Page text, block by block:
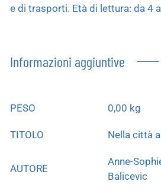
e di trasporti. Età di lettura: da 4
Informazioni aggiuntive
PESO 0,00 kg
TITOLO Nella città
AUTORE
Anne-
Balicevic